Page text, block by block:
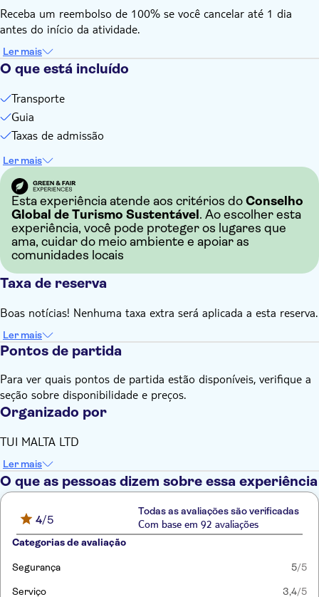
cancelamento. Se você precisar cancelar, você deve fazê-lo
com pelo menos 24 horas de antecedência para receber um
Receba um reembolso de 100% se você cancelar até 1 dia
antes do início da atividade.
Ler mais
O que está incluído
Transporte
Guia
Taxas de admissão
Ler mais
Esta experiência atende aos critérios do Conselho
Global de Turismo Sustentável . Ao escolher esta
experiência, você pode proteger os lugares que
ama, cuidar do meio ambiente e apoiar as
comunidades locais
Taxa de reserva
Boas notícias! Nenhuma taxa extra será aplicada a esta reserva.
Ler mais
Pontos de partida
Para ver quais pontos de partida estão disponíveis, verifique a
seção sobre disponibilidade e preços.
Organizado por
TUI MALTA LTD
Ler mais
O que as pessoas dizem sobre essa experiência
4/5
Todas as avaliações são verificadas
Com base em 92 avaliações
Categorias de avaliação
Segurança 5/5
Serviço 3,4/5